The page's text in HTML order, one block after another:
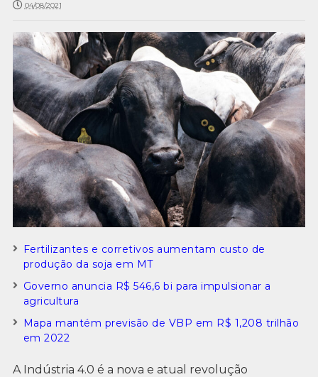
04/08/2021
Fertilizantes e corretivos aumentam custo de
produção da soja em MT
Governo anuncia R$ 546,6 bi para impulsionar a
agricultura
Mapa mantém previsão de VBP em R$ 1,208 trilhão
em 2022
A Indústria 4.0 é a nova e atual revolução